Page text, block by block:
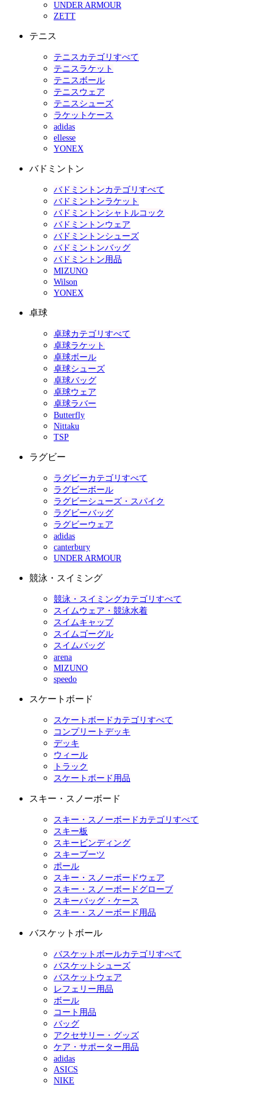
UNDER ARMOUR
ZETT
テニス
テニスカテゴリすべて
テニスラケット
テニスボール
テニスウェア
テニスシューズ
ラケットケース
adidas
ellesse
YONEX
バドミントン
バドミントンカテゴリすべて
バドミントンラケット
バドミントンシャトルコック
バドミントンウェア
バドミントンシューズ
バドミントンバッグ
バドミントン用品
MIZUNO
Wilson
YONEX
卓球
卓球カテゴリすべて
卓球ラケット
卓球ボール
卓球シューズ
卓球バッグ
卓球ウェア
卓球ラバー
Butterfly
Nittaku
TSP
ラグビー
ラグビーカテゴリすべて
ラグビーボール
ラグビーシューズ・スパイク
ラグビーバッグ
ラグビーウェア
adidas
canterbury
UNDER ARMOUR
競泳・スイミング
競泳・スイミングカテゴリすべて
スイムウェア・競泳水着
スイムキャップ
スイムゴーグル
スイムバッグ
arena
MIZUNO
speedo
スケートボード
スケートボードカテゴリすべて
コンプリートデッキ
デッキ
ウィール
トラック
スケートボード用品
スキー・スノーボード
スキー・スノーボードカテゴリすべて
スキー板
スキービンディング
スキーブーツ
ポール
スキー・スノーボードウェア
スキー・スノーボードグローブ
スキーバッグ・ケース
スキー・スノーボード用品
バスケットボール
バスケットボールカテゴリすべて
バスケットシューズ
バスケットウェア
レフェリー用品
ボール
コート用品
バッグ
アクセサリー・グッズ
ケア・サポーター用品
adidas
ASICS
NIKE